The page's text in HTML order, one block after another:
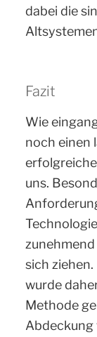
dabei die
Fazit
Wie
noch einen
uns.
sich
wurde
Methode
Abdeckung